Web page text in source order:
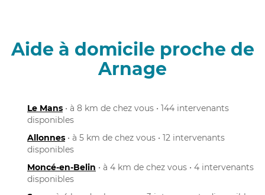
Aide à domicile proche de
Arnage
Le Mans • à 8 km de chez vous • 144 intervenants
disponibles
Allonnes • à 5 km de chez vous • 12 intervenants
disponibles
Moncé-en-Belin • à 4 km de chez vous • 4 intervenants
disponibles